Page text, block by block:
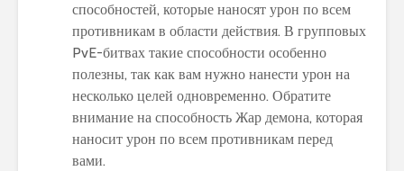
способностей, которые наносят урон по всем
противникам в области действия. В групповых
PvE-битвах такие способности особенно
полезны, так как вам нужно нанести урон на
несколько целей одновременно. Обратите
внимание на способность Жар демона, которая
наносит урон по всем противникам перед
вами.